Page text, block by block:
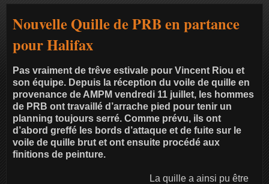
Nouvelle Quille de PRB en partance
pour Halifax
Pas vraiment de trêve estivale pour Vincent Riou et
son équipe. Depuis la réception du voile de quille en
provenance de AMPM vendredi 11 juillet, les hommes
de PRB ont travaillé d’arrache pied pour tenir un
planning toujours serré. Comme prévu, ils ont
d’abord greffé les bords d’attaque et de fuite sur le
voile de quille brut et ont ensuite procédé aux
finitions de peinture.
La quille a ainsi pu être